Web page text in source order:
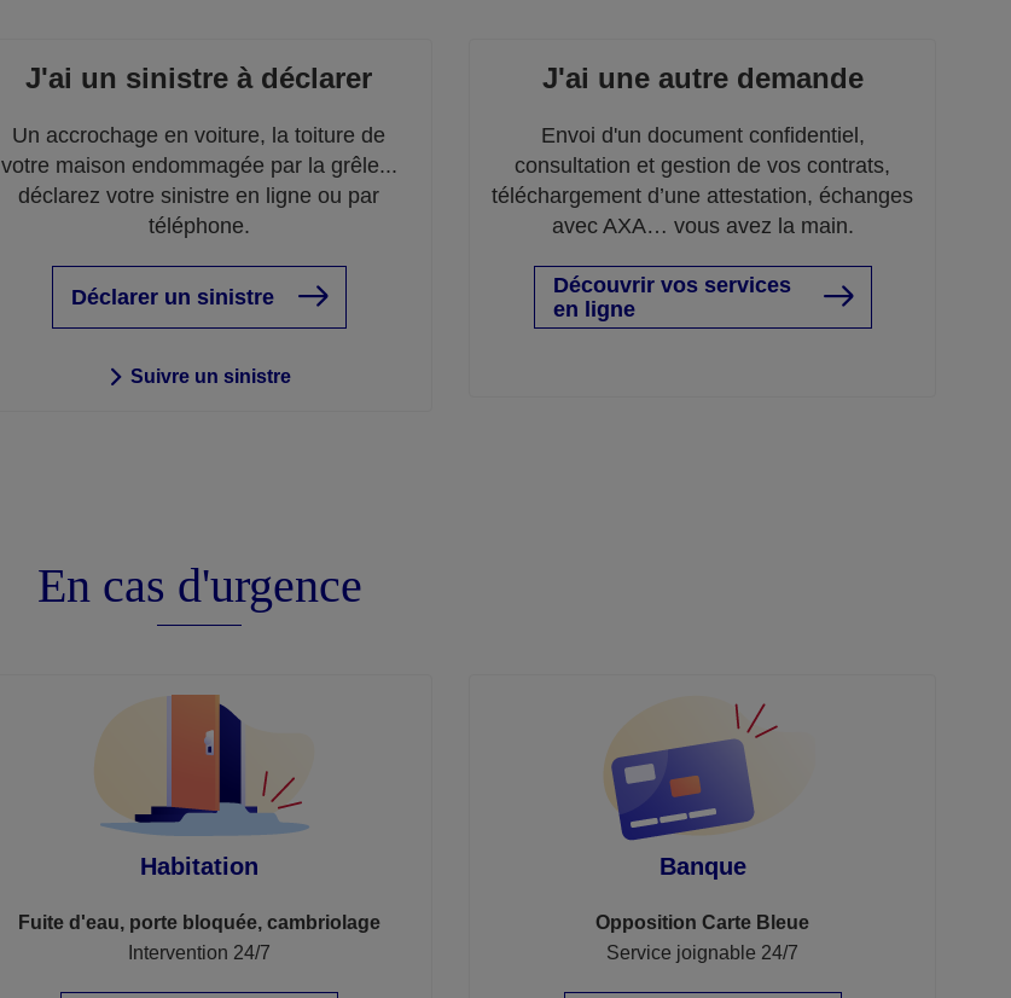
J'ai un sinistre à déclarer
Un accrochage en voiture, la toiture de
votre maison endommagée par la grêle...
déclarez votre sinistre en ligne ou par
téléphone.
Déclarer un sinistre
Suivre un sinistre
J'ai une autre demande
Envoi d'un document confidentiel,
consultation et gestion de vos contrats,
téléchargement d’une attestation, échanges
avec AXA… vous avez la main.
Découvrir vos services
en ligne
En cas d'urgence
Habitation
Fuite d'eau, porte bloquée, cambriolage
Intervention 24/7
Banque
Opposition Carte Bleue
Service joignable 24/7